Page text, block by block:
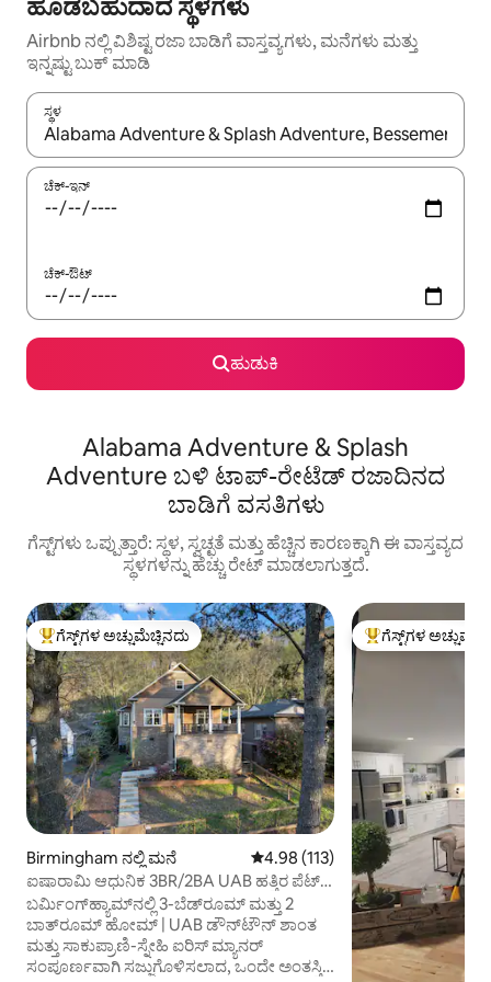
ಹೂಡಬಹುದಾದ ಸ್ಥಳಗಳು
Airbnb ನಲ್ಲಿ ವಿಶಿಷ್ಟ ರಜಾ ಬಾಡಿಗೆ ವಾಸ್ತವ್ಯಗಳು, ಮನೆಗಳು ಮತ್ತು
ಇನ್ನಷ್ಟು ಬುಕ್ ಮಾಡಿ
ಸ್ಥಳ
ಫಲಿತಾಂಶಗಳು ಲಭ್ಯವಿರುವಾಗ, ಅಪ್ ಮತ್ತು ಡೌನ್ ಬಾಣದ ಕೀಲಿಗಳೊಂದಿಗೆ
ಚೆಕ್-ಇನ್
ಚೆಕ್-ಔಟ್
ಹುಡುಕಿ
Alabama Adventure & Splash
Adventure ಬಳಿ ಟಾಪ್-ರೇಟೆಡ್ ರಜಾದಿನದ
ಬಾಡಿಗೆ ವಸತಿಗಳು
ಗೆಸ್ಟ್‌ಗಳು ಒಪ್ಪುತ್ತಾರೆ: ಸ್ಥಳ, ಸ್ವಚ್ಛತೆ ಮತ್ತು ಹೆಚ್ಚಿನ ಕಾರಣಕ್ಕಾಗಿ ಈ ವಾಸ್ತವ್ಯದ
ಸ್ಥಳಗಳನ್ನು ಹೆಚ್ಚು ರೇಟ್ ಮಾಡಲಾಗುತ್ತದೆ.
ಗೆಸ್ಟ್‌ಗಳಿಗೆ ಅತಿ ಹೆಚ್ಚು ಅಚ್ಚುಮೆಚ್ಚಿನದು
ಗೆಸ್ಟ್‌ಗಳ ಅಚ್ಚುಮೆಚ್ಚಿನದು
Birmingham ನಲ್ಲಿ ಮನೆ 5 ರಲ್ಲಿ 4.98 ಸರಾಸರಿ ರೇಟಿಂಗ್, 113
4.98 (113)
ಐಷಾರಾಮಿ ಆಧುನಿಕ 3BR/2BA UAB ಹತ್ತಿರ ಪೆಟ್
ಸ್ನೇಹಿ ಮನೆ
ಬರ್ಮಿಂಗ್‌ಹ್ಯಾಮ್‌ನಲ್ಲಿ 3-ಬೆಡ್‌ರೂಮ್ ಮತ್ತು 2
ಬಾತ್‌ರೂಮ್ ಹೋಮ್ | UAB ಡೌನ್‌ಟೌನ್ ಶಾಂತ
ಮತ್ತು ಸಾಕುಪ್ರಾಣಿ-ಸ್ನೇಹಿ ಐರಿಸ್ ಮ್ಯಾನರ್
ಸಂಪೂರ್ಣವಾಗಿ ಸಜ್ಜುಗೊಳಿಸಲಾದ, ಒಂದೇ ಅಂತಸ್ತಿನ
ಗೆಸ್ಟ್‌ಗಳಿಗೆ ಅತಿ ಹೆಚ್ಚು
ಗೆಸ್ಟ್‌ಗಳ